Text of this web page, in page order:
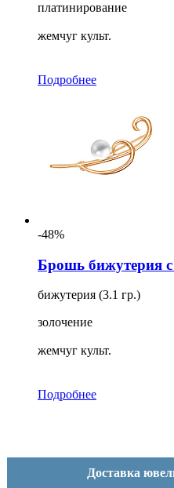
платинирование
жемчуг культ.
Подробнее
-48%
Брошь бижутерия
бижутерия (3.1 гр.)
золочение
жемчуг культ.
Подробнее
Доставка